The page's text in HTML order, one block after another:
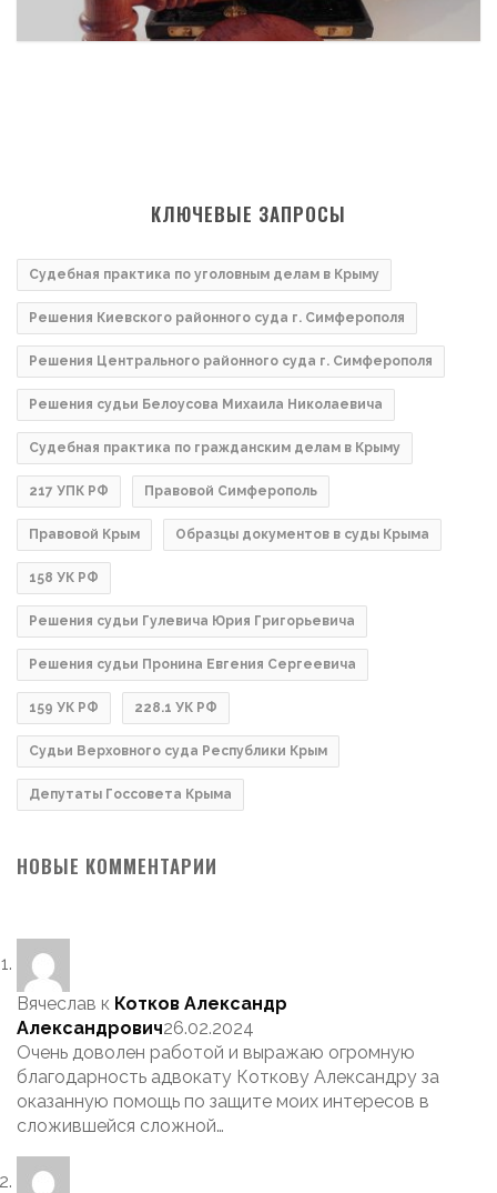
КЛЮЧЕВЫЕ ЗАПРОСЫ
Судебная практика по уголовным делам в Крыму
Решения Киевского районного суда г. Симферополя
Решения Центрального районного суда г. Симферополя
Решения судьи Белоусова Михаила Николаевича
Судебная практика по гражданским делам в Крыму
217 УПК РФ Правовой Симферополь
Правовой Крым Образцы документов в суды Крыма
158 УК РФ
Решения судьи Гулевича Юрия Григорьевича
Решения судьи Пронина Евгения Сергеевича
159 УК РФ 228.1 УК РФ
Судьи Верховного суда Республики Крым
Депутаты Госсовета Крыма
НОВЫЕ КОММЕНТАРИИ
Вячеслав к Котков Александр
Александрович26.02.2024
Очень доволен работой и выражаю огромную
благодарность адвокату Коткову Александру за
оказанную помощь по защите моих интересов в
сложившейся сложной…